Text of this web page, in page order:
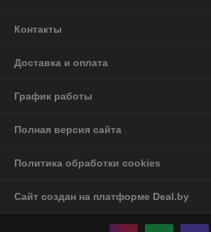
Контакты
Доставка и оплата
График работы
Полная версия сайта
Политика обработки cookies
Сайт создан на платформе Deal.by